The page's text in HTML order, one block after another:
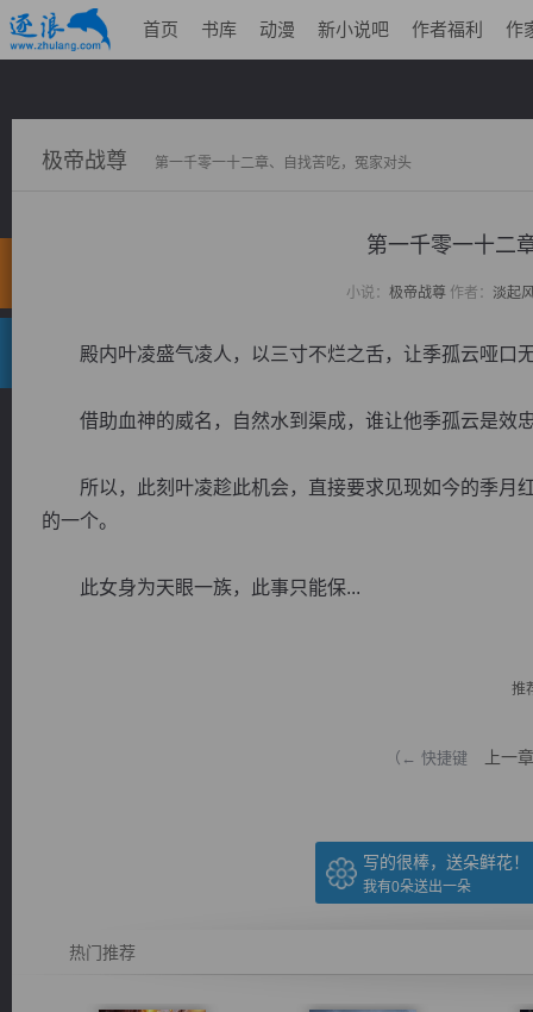
首页 书库 动漫 新小说吧 作者福利 作
极帝战尊 第一千零一十二章、自找苦吃，冤家对头
第一千零一十
小说： 极帝战尊作者： 淡起
殿内叶凌盛气凌人，以三寸不烂之舌，让季孤云哑口
借助血神的威名，自然水到渠成，谁让他季孤云是效
所以，此刻叶凌趁此机会，直接要求见现如今的季月
的一个。
此女身为天眼一族，此事只能保...
推
（← 快捷键 上一章
写的很棒，送朵鲜花！
我有0朵送出一朵
热门推荐